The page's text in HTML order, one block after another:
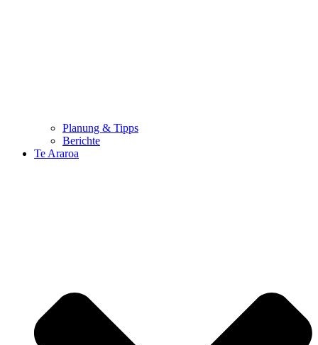
Planung & Tipps
Berichte
Te Araroa